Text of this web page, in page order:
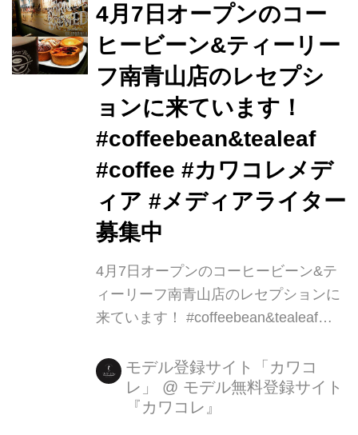
技会で活躍するUCCグループのコーヒ
ーのスペシャリストが作った抽出レシ
ピ「プロレシピ」での抽出が可能にな
り、100通り以上の飲み方が楽しめま
す。
4月7日オープンのコー
ヒービーン&ティーリー
フ南青山店のレセプシ
ョンに来ています！
#coffeebean&tealeaf
#coffee #カワコレメデ
ィア #メディアライター
募集中
4月7日オープンのコーヒービーン&テ
ィーリーフ南青山店のレセプションに
来ています！ #coffeebean&tealeaf
ライター募集中
モデル登録サイト「カワコ
レ」
@ モデル無料登録サイト
『カワコレ』